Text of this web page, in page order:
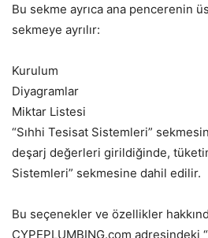
Bu sekme ayrıca ana pencerenin
sekmeye ayrılır:
Kurulum
Diyagramlar
Miktar Listesi
“Sıhhi Tesisat Sistemleri”
deşarj değerleri girildiğinde,
Sistemleri” sekmesine dahil edilir.
Bu seçenekler ve özellikler
CYPEPLUMBING.com adresindeki